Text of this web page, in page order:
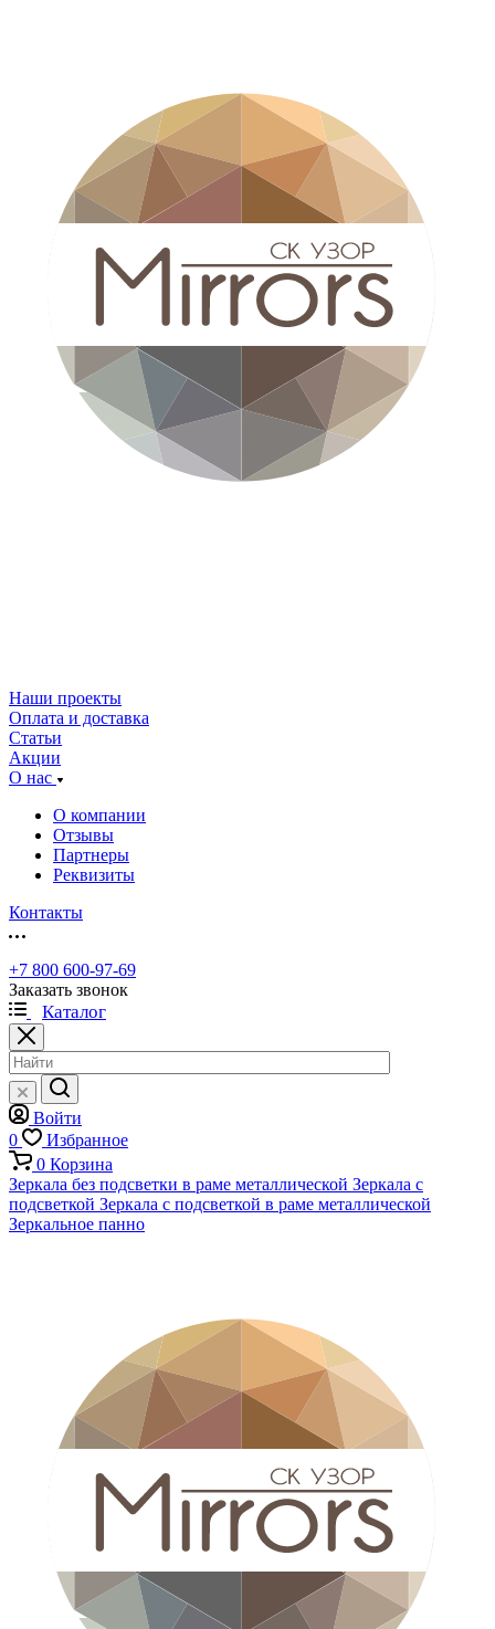
Наши проекты
Оплата и доставка
Статьи
Акции
О нас
О компании
Отзывы
Партнеры
Реквизиты
Контакты
+7 800 600-97-69
Заказать звонок
Каталог
Войти
0
Избранное
0 Корзина
Зеркала без подсветки в раме металлической Зеркала с
подсветкой Зеркала с подсветкой в раме металлической
Зеркальное панно